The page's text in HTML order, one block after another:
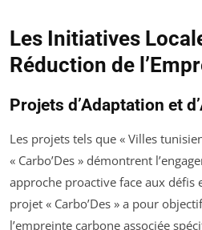
Les Initiatives
Réduction de
Projets d’Adaptation et
Les projets tels que « Villes
« Carbo’Des » démontrent
approche proactive face aux défis
projet « Carbo’Des » a pour
l’empreinte carbone associée